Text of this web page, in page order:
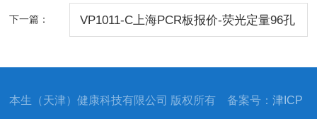
下一篇： VP1011-C上海PCR板报价-荧光定量96孔
本生（天津）健康科技有限公司 版权所有 备案号：津ICP